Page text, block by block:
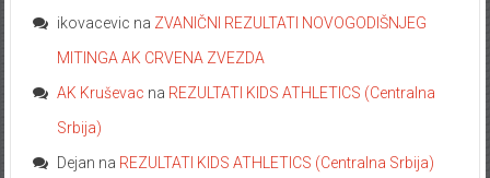
ikovacevic na ZVANIČNI REZULTATI NOVOGODIŠNJEG
MITINGA AK CRVENA ZVEZDA
AK Kruševac na REZULTATI KIDS ATHLETICS (Centralna
Srbija)
Dejan na REZULTATI KIDS ATHLETICS (Centralna Srbija)